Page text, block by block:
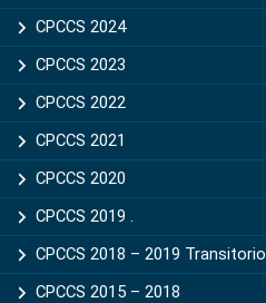
CPCCS 2024
CPCCS 2023
CPCCS 2022
CPCCS 2021
CPCCS 2020
CPCCS 2019 .
CPCCS 2018 – 2019 Transitorio
CPCCS 2015 – 2018